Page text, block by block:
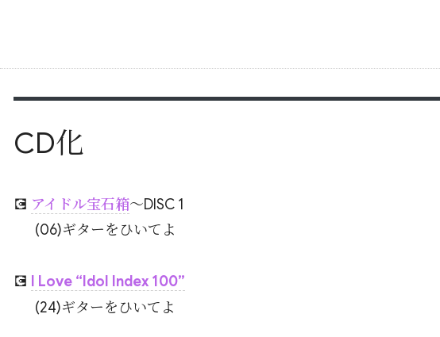
CD化
💽 アイドル宝石箱～DISC 1
(06)ギターをひいてよ
💽
I Love “Idol Index 100”
(24)ギターをひいてよ